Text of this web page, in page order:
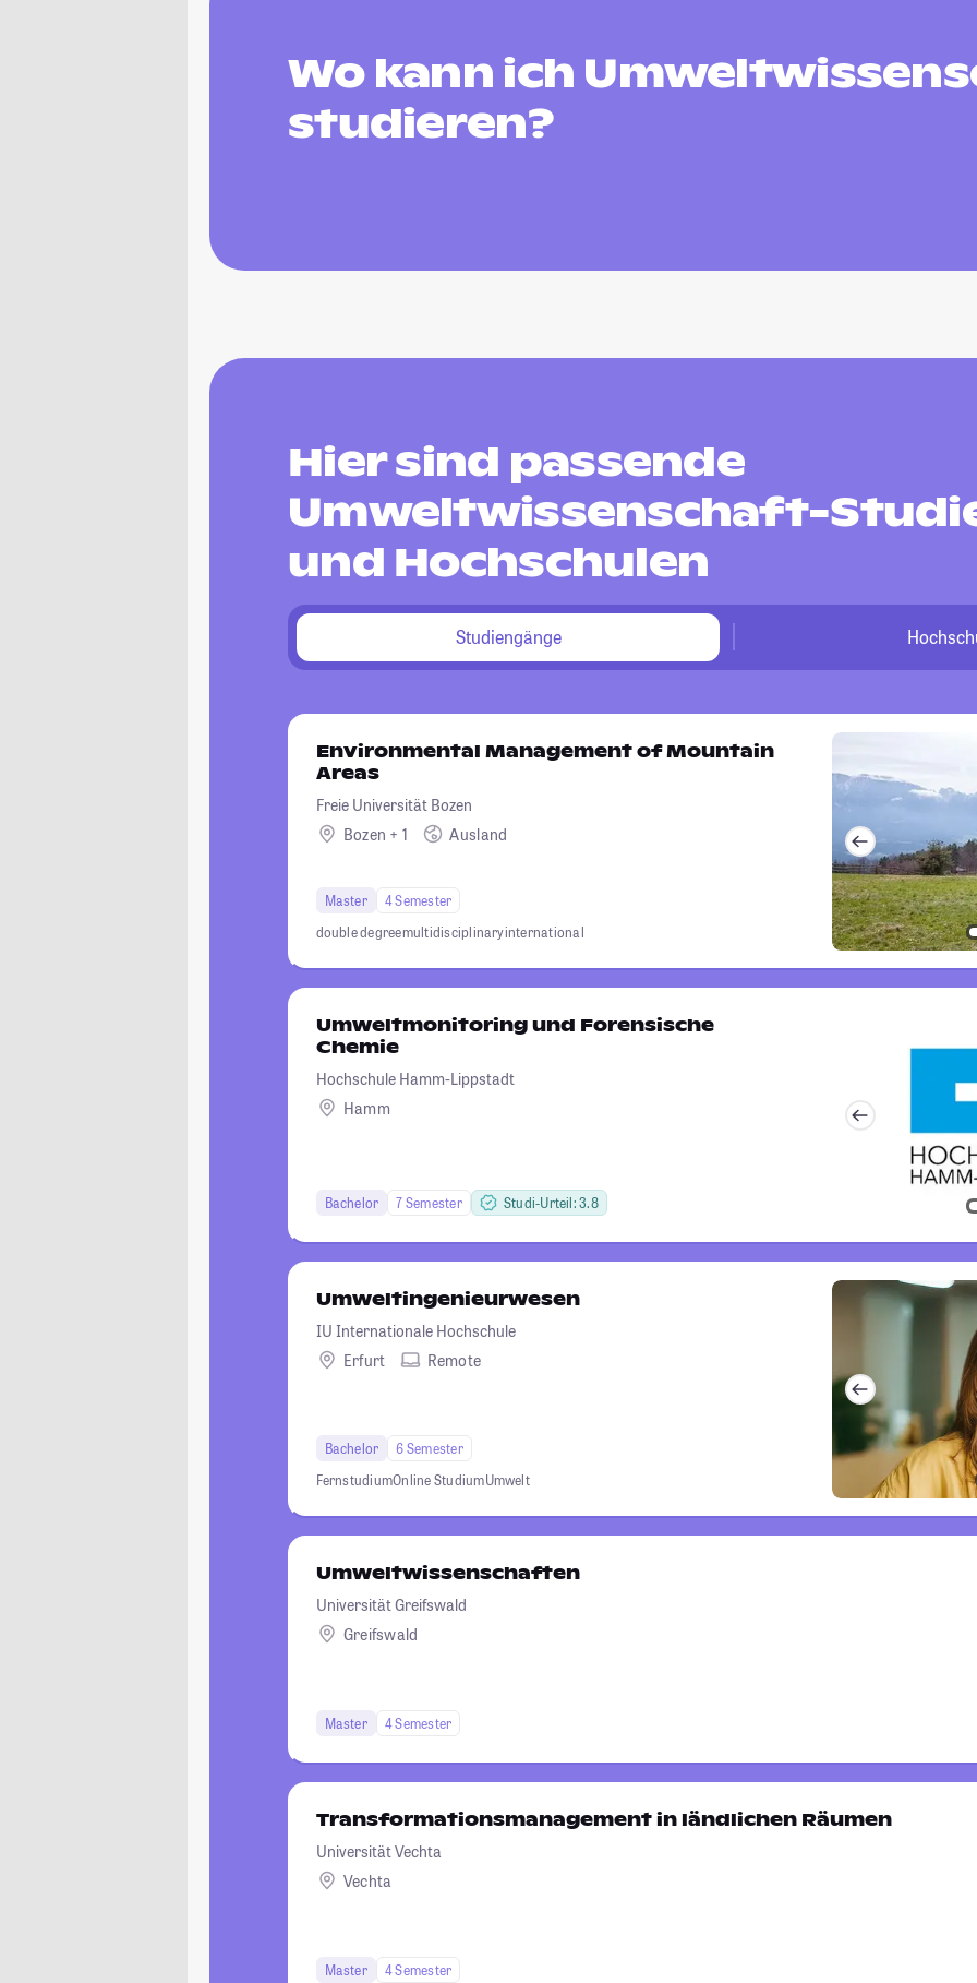
Wo kann ich
studieren?
Hier sind passende
Umweltwissenschaft-
und Hochschulen
Studiengänge
Environmental Management of Mountain
Areas
Freie Universität Bozen
Bozen + 1
Ausland
Master
4 Semester
double degreemultidisciplinaryinternational
Umweltmonitoring und Forensische
Chemie
Hochschule Hamm-Lippstadt
Hamm
Bachelor 7 Semester Studi-Urteil: 3.8
Umweltingenieurwesen
IU Internationale Hochschule
Erfurt
Remote
Bachelor
6 Semester
FernstudiumOnline StudiumUmwelt
Umweltwissenschaften
Universität Greifswald
Greifswald
Master 4 Semester
Transformationsmanagement in ländlichen Räumen
Universität Vechta
Vechta
Master 4 Semester